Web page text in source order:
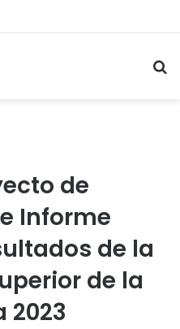
de
Informe
de la
de la
2023